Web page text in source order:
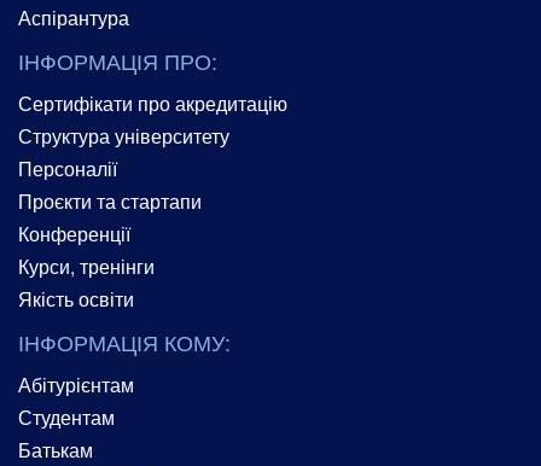
Аспірантура
ІНФОРМАЦІЯ ПРО:
Сертифікати про акредитацію
Структура університету
Персоналії
Проєкти та стартапи
Конференції
Курси, тренінги
Якість освіти
ІНФОРМАЦІЯ КОМУ:
Абітурієнтам
Студентам
Батькам